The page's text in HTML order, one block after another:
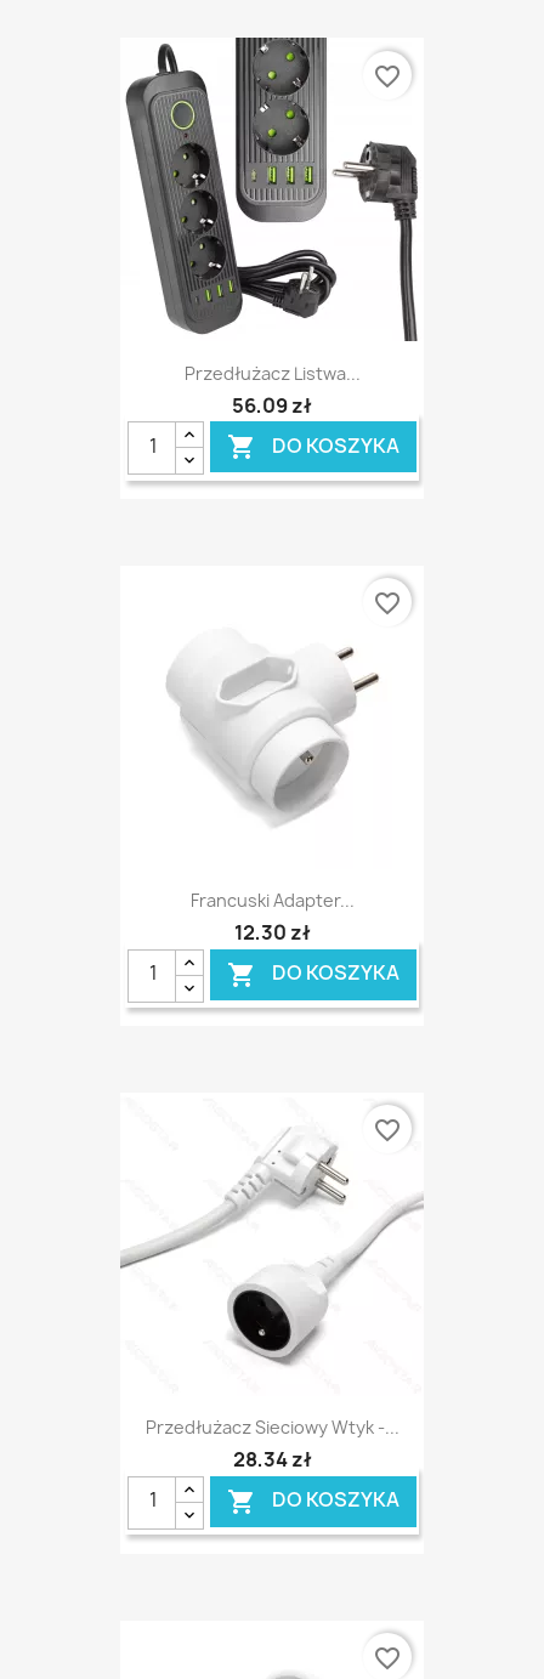
Przedłużacz Listwa...
56,09 zł
 DO KOSZYKA
favorite_border
Francuski Adapter...
12,30 zł
 DO KOSZYKA
favorite_border
Przedłużacz Sieciowy Wtyk -...
28,34 zł
 DO KOSZYKA
favorite_border
favorite_border